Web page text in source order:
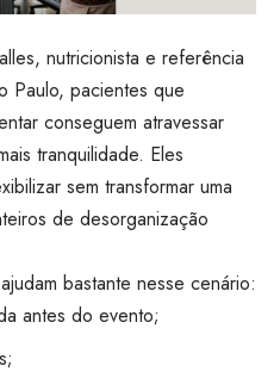
nutricionista e referência
Paulo, pacientes que
conseguem atravessar
tranquilidade. Eles
sem transformar uma
de desorganização
bastante nesse cenário:
antes do evento;